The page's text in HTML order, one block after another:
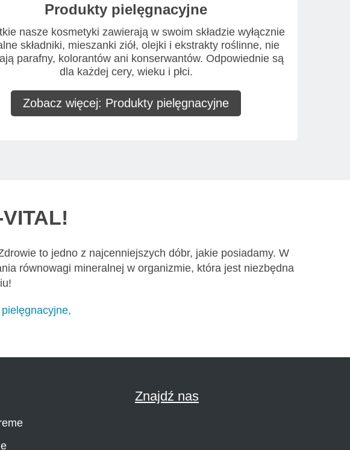
Produkty pielęgnacyjne
nasze kosmetyki zawierają w swoim składzie wyłącznie
składniki, mieszanki ziół, olejki i ekstrakty roślinne, nie
parafny, kolorantów ani konserwantów. Odpowiednie są
dla każdej cery, wieku i płci.
Zobacz więcej: Produkty pielęgnacyjne
to jedno z najcenniejszych dóbr, jakie posiadamy. W
równowagi mineralnej w organizmie, która jest niezbędna
Znajdź nas